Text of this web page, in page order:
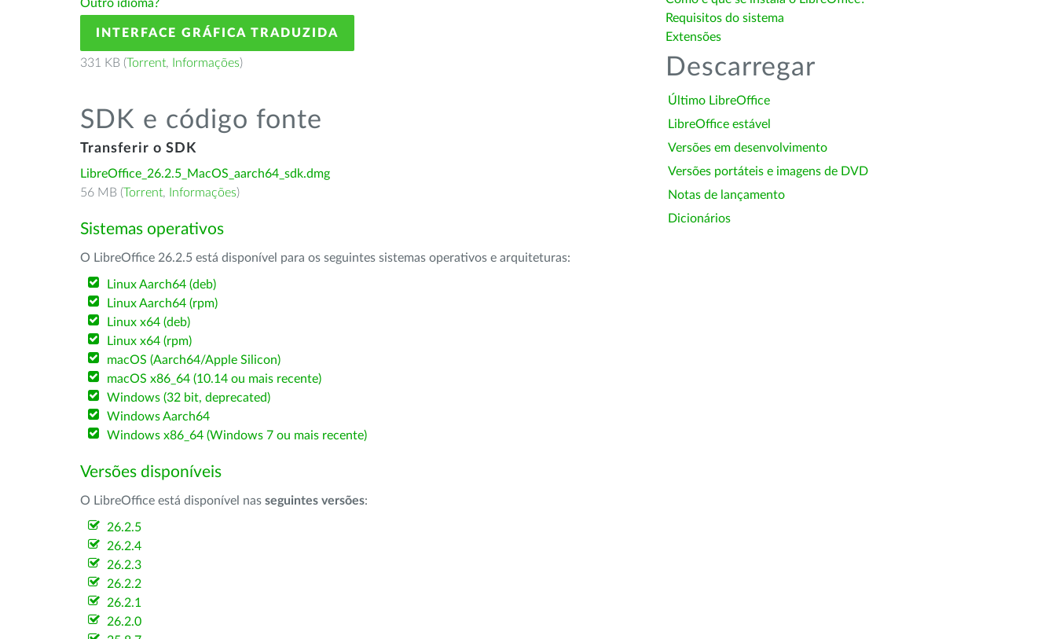
Outro idioma?
INTERFACE GRÁFICA TRADUZIDA
331 KB (Torrent, Informações)
SDK e código fonte
Transferir o SDK
LibreOffice_26.2.5_MacOS_aarch64_sdk.dmg
56 MB (Torrent, Informações)
Sistemas operativos
O LibreOffice 26.2.5 está disponível para os seguintes sistemas operativos e arquiteturas:
Linux Aarch64 (deb)
Linux Aarch64 (rpm)
Linux x64 (deb)
Linux x64 (rpm)
macOS (Aarch64/Apple Silicon)
macOS x86_64 (10.14 ou mais recente)
Windows (32 bit, deprecated)
Windows Aarch64
Windows x86_64 (Windows 7 ou mais recente)
Versões disponíveis
O LibreOffice está disponível nas seguintes versões:
26.2.5
26.2.4
26.2.3
26.2.2
26.2.1
26.2.0
Requisitos do sistema
Extensões
Descarregar
Último LibreOffice
LibreOffice estável
Versões em desenvolvimento
Versões portáteis e imagens de DVD
Notas de lançamento
Dicionários